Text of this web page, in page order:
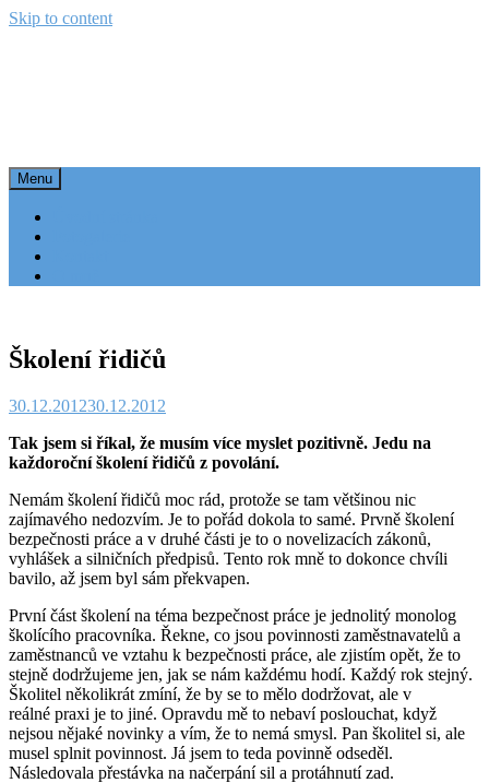
Skip to content
Menu
Školení řidičů
30.12.201230.12.2012
Tak jsem si říkal, že musím více myslet pozitivně. Jedu na
každoroční školení řidičů z povolání.
Nemám školení řidičů moc rád, protože se tam většinou nic
zajímavého nedozvím. Je to pořád dokola to samé. Prvně školení
bezpečnosti práce a v druhé části je to o novelizacích zákonů,
vyhlášek a silničních předpisů. Tento rok mně to dokonce chvíli
bavilo, až jsem byl sám překvapen.
První část školení na téma bezpečnost práce je jednolitý monolog
školícího pracovníka. Řekne, co jsou povinnosti zaměstnavatelů a
zaměstnanců ve vztahu k bezpečnosti práce, ale zjistím opět, že to
stejně dodržujeme jen, jak se nám každému hodí. Každý rok stejný.
Školitel několikrát zmíní, že by se to mělo dodržovat, ale v
reálné praxi je to jiné. Opravdu mě to nebaví poslouchat, když
nejsou nějaké novinky a vím, že to nemá smysl. Pan školitel si, ale
musel splnit povinnost. Já jsem to teda povinně odseděl.
Následovala přestávka na načerpání sil a protáhnutí zad.